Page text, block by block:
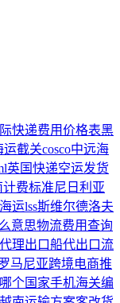
快递费用价格表黑
运截关cosco中远海
英国快递空运发货
计费标准尼日利亚
海运lss斯维尔德洛夫
意思物流费用查询
理出口船代出口流
马尼亚跨境电商推
个国家手机海关编